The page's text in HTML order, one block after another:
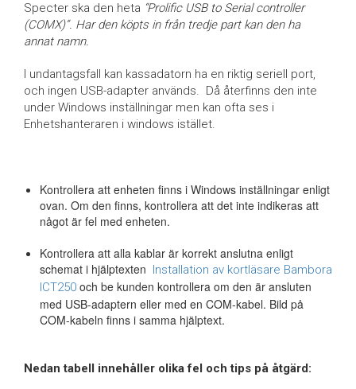
Specter ska den heta “Prolific USB to Serial controller
(COMX)”. Har den köpts in från tredje part kan den ha
annat namn.
I undantagsfall kan kassadatorn ha en riktig seriell port,
och ingen USB-adapter används. Då återfinns den inte
under Windows inställningar men kan ofta ses i
Enhetshanteraren i windows istället.
Kontrollera att enheten finns i Windows inställningar enligt
ovan. Om den finns, kontrollera att det inte indikeras att
något är fel med enheten.
Kontrollera att alla kablar är korrekt anslutna enligt
schemat i hjälptexten Installation av kortläsare Bambora
ICT250 och be kunden kontrollera om den är ansluten
med USB-adaptern eller med en COM-kabel. Bild på
COM-kabeln finns i samma hjälptext.
Nedan tabell innehåller olika fel och tips på åtgärd: